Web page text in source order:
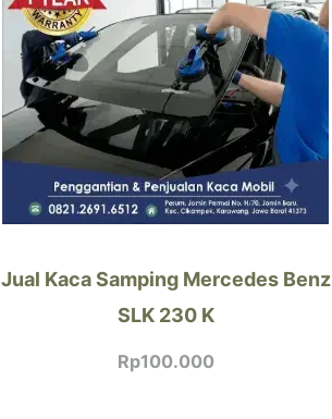
Jual Kaca Samping Mercedes Benz
SLK 230 K
Rp100.000